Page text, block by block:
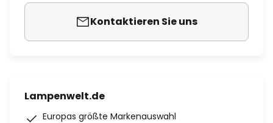
Kontaktieren Sie uns
Lampenwelt.de
Europas größte Markenauswahl